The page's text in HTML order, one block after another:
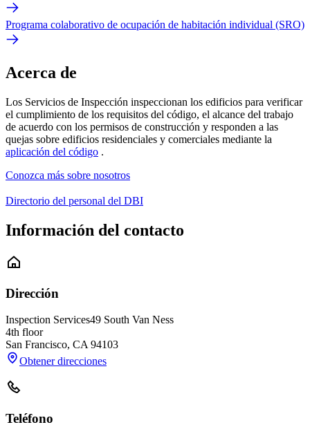
Programa colaborativo de ocupación de habitación individual (SRO)
Acerca de
Los Servicios de Inspección inspeccionan los edificios para verificar
el cumplimiento de los requisitos del código, el alcance del trabajo
de acuerdo con los permisos de construcción y responden a las
quejas sobre edificios residenciales y comerciales mediante la
aplicación del código .
Conozca más sobre nosotros
Directorio del personal del DBI
Información del contacto
Dirección
Inspection Services49 South Van Ness
4th floor
San Francisco, CA 94103
Obtener direcciones
Teléfono